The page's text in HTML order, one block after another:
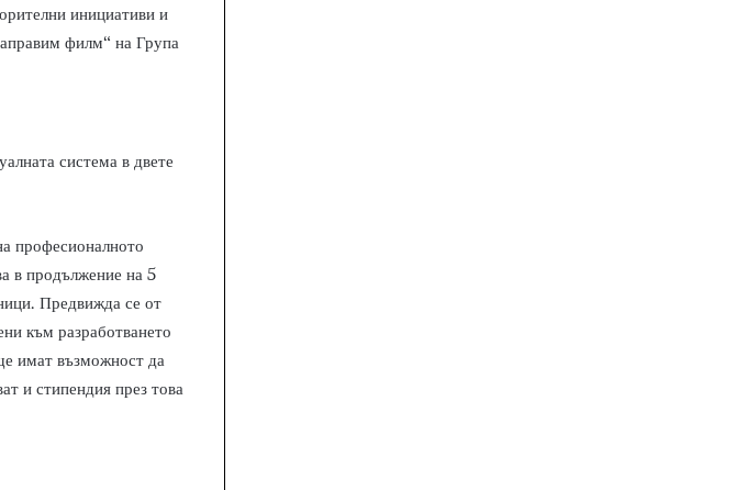
инициативи и
филм“ на Група
система в двете
професионалното
в продължение на 5
Предвижда се от
към разработването
имат възможност да
и стипендия през това